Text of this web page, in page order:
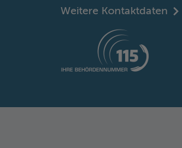
Weitere Kontaktdaten